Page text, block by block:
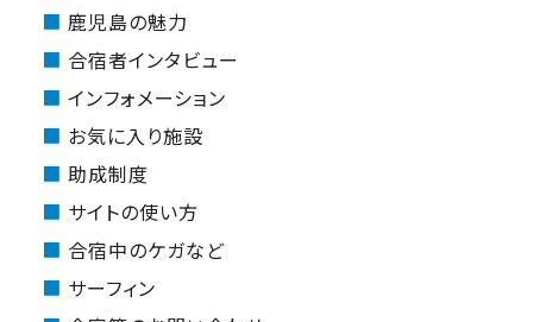
鹿児島の魅力
合宿者インタビュー
インフォメーション
お気に入り施設
助成制度
サイトの使い方
合宿中のケガなど
サーフィン